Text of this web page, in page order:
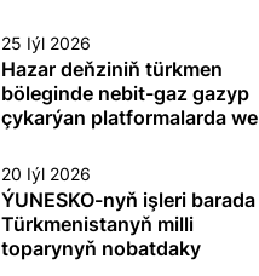
dabaralandyrdy
25 Iýl 2026
Hazar deňziniň türkmen
böleginde nebit-gaz gazyp
çykarýan platformalarda we
desgalarda (gurluşlarda)
tehnogen heläkçilikleriň
öňüni almak we olary ýok
etmek boýunça
toplumlaýyn türgenleşik
20 Iýl 2026
ÝUNESKO-nyň işleri barada
Türkmenistanyň milli
toparynyň nobatdaky